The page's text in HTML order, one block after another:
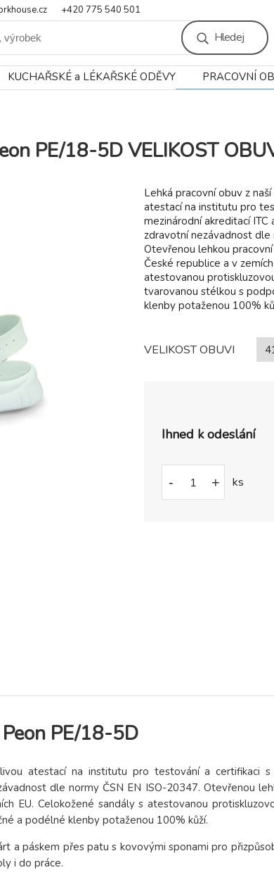
+420 775 540 501
Hledej
KUCHAŘSKÉ a LÉKAŘSKÉ ODĚVY PRACOVNÍ
PE/18-5D VELIKOST
Lehká pracovní obuv z
atestací na institutu pro
mezinárodní akreditací ITC
zdravotní nezávadnost dle
Otevřenou lehkou
České republice a v
atestovanou
tvarovanou stélkou s
klenby potaženou 100%
VELIKOST OBUVI
Ihned k odeslání
- + ks
PE/18-5D
atestací na institutu pro testování a certifikaci s
dle normy ČSN EN ISO-20347. Otevřenou
EU. Celokožené sandály s atestovanou
a podélné klenby potaženou 100% kůží.
a páskem přes patu s kovovými sponami pro
i do práce.